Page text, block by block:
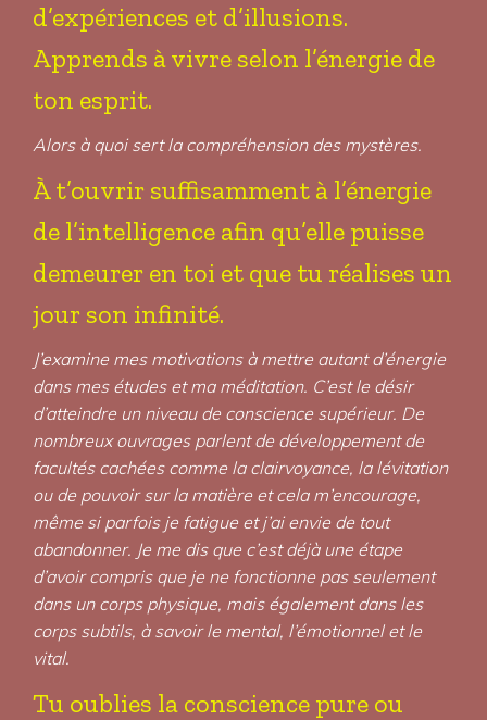
d’expériences et d’illusions.
Apprends à vivre selon l’énergie de
ton esprit.
Alors à quoi sert la compréhension des mystères.
À t’ouvrir suffisamment à l’énergie
de l’intelligence afin qu’elle puisse
demeurer en toi et que tu réalises un
jour son infinité.
J’examine mes motivations à mettre autant d’énergie
dans mes études et ma méditation. C’est le désir
d’atteindre un niveau de conscience supérieur. De
nombreux ouvrages parlent de développement de
facultés cachées comme la clairvoyance, la lévitation
ou de pouvoir sur la matière et cela m’encourage,
même si parfois je fatigue et j’ai envie de tout
abandonner. Je me dis que c’est déjà une étape
d’avoir compris que je ne fonctionne pas seulement
dans un corps physique, mais également dans les
corps subtils, à savoir le mental, l’émotionnel et le
vital.
Tu oublies la conscience pure ou